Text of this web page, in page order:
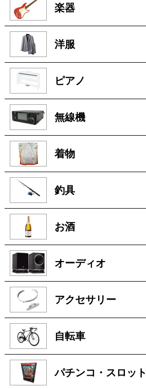
楽器
洋服
ピアノ
無線機
着物
釣具
お酒
オーディオ
アクセサリー
自転車
パチンコ・スロット